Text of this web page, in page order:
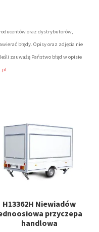
oraz dystrybutorów,
błędy. Opisy oraz zdjęcia nie
zauważą Państwo błąd w opisie
H13362H Niewiadów
przyczepa
handlowa